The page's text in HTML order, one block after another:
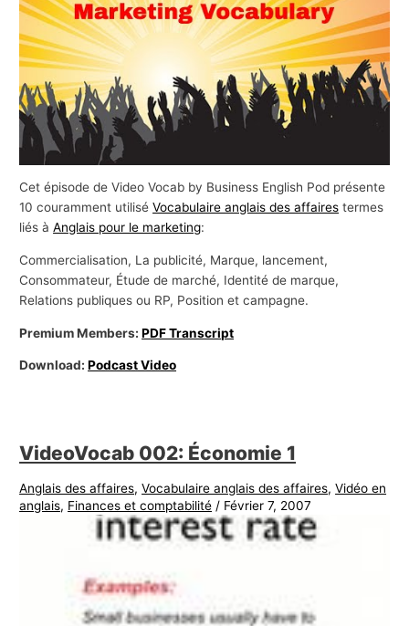
Cet épisode de Video Vocab by Business English Pod présente
10 couramment utiliséVocabulaire anglais des affaires termes
liés àAnglais pour le marketing:
Commercialisation, La publicité, Marque, lancement,
Consommateur, Étude de marché, Identité de marque,
Relations publiques ou RP, Position et campagne.
Premium Members:PDF Transcript
Download:Podcast Video
VideoVocab 002: Économie 1
Anglais des affaires,Vocabulaire anglais des affaires,Vidéo en
anglais, Finances et comptabilité / Février 7, 2007
a
f
f
a
i
r
e